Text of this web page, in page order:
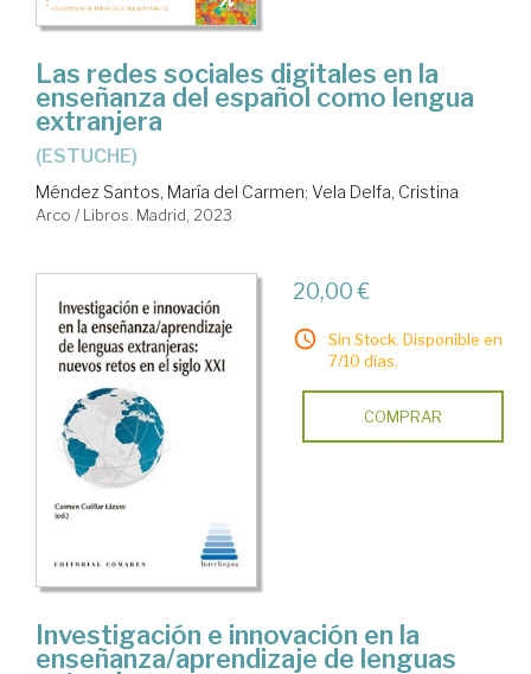
Las redes sociales digitales en la
enseñanza del español como lengua
extranjera
(ESTUCHE)
Méndez Santos, María del Carmen; Vela Delfa, Cristina
Arco / Libros. Madrid, 2023
20,00 €
Sin Stock. Disponible en
7/10 días.
COMPRAR
Investigación e innovación en la
enseñanza/aprendizaje de lenguas